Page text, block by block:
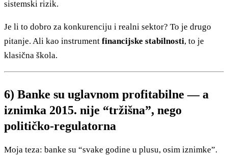
sistemski rizik.
Je li to dobro za konkurenciju i realni sektor? To je drugo
pitanje. Ali kao instrument financijske stabilnosti, to je
klasična škola.
6) Banke su uglavnom profitabilne — a
iznimka 2015. nije “tržišna”, nego
političko-regulatorna
Moja teza: banke su “svake godine u plusu, osim iznimke”.